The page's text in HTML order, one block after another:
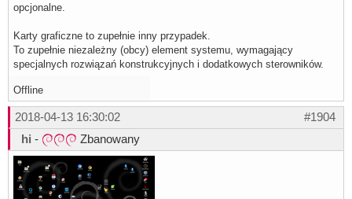
opcjonalne.
Karty graficzne to zupełnie inny przypadek.
To zupełnie niezależny (obcy) element systemu, wymagający
specjalnych rozwiązań konstrukcyjnych i dodatkowych sterowników.
Offline
#1904
2018-04-13 16:30:02
hi - Zbanowany